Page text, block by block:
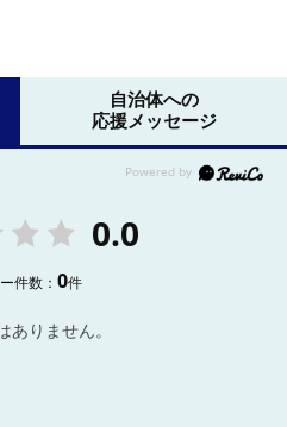
自治体への
応援メッセージ
0.0
件数：0件
ありません。